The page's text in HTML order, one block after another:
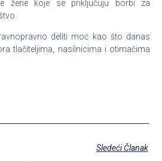
žene koje se priključuju borbi za
deliti moć kao što danas
tlačiteljima, nasilnicima i otimačima
Sledeći Članak